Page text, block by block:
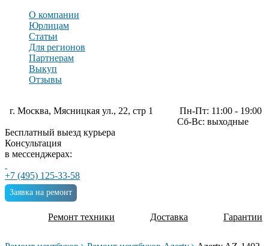
О компании
Юрлицам
Статьи
Для регионов
Партнерам
Выкуп
Отзывы
г. Москва, Мясницкая ул., 22, стр 1
Пн-Пт: 11:00 - 19:00
Сб-Вс: выходные
Бесплатный выезд курьера
Консультация
в мессенджерах:
+7 (495) 125-33-58
Заявка на ремонт
Ремонт техники Доставка Гарантии